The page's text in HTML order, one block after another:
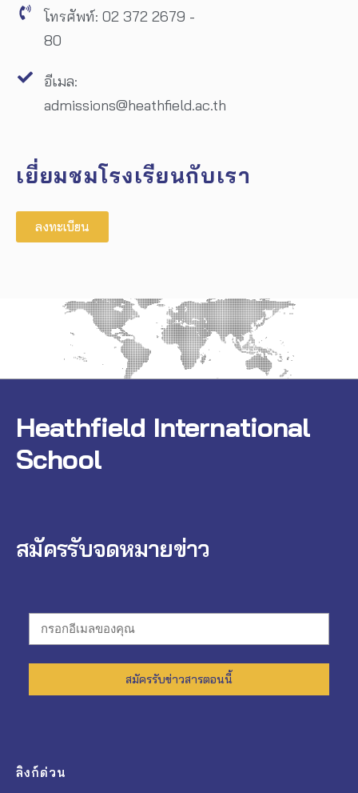
โทรศัพท์: 02 372 2679 -
80
อีเมล:
admissions@heathfield.ac.th
เยี่ยมชมโรงเรียนกับเรา
ลงทะเบียน
Heathfield International
School
สมัครรับจดหมายข่าว
สมัครรับข่าวสารตอนนี้
ลิงก์ด่วน